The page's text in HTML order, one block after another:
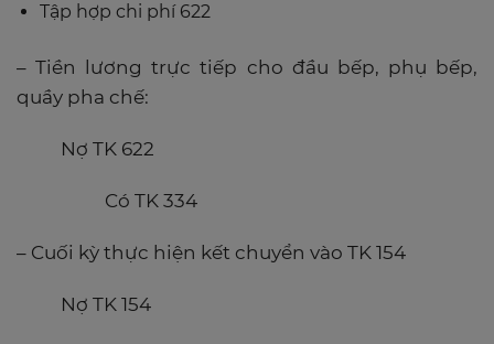
Tập hợp chi phí 622
– Tiền lương trực tiếp cho đầu bếp, phụ bếp,
quầy pha chế:
Nợ TK 622
Có TK 334
– Cuối kỳ thực hiện kết chuyển vào TK 154
Nợ TK 154